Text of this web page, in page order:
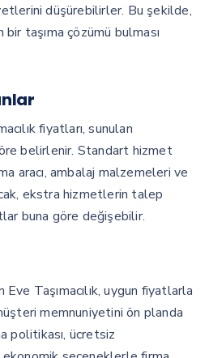
düşürebilirler. Bu şekilde,
taşıma çözümü bulması
fiyatları, sunulan
belirlenir. Standart hizmet
aracı, ambalaj malzemeleri ve
ekstra hizmetlerin talep
buna göre değişebilir.
Taşımacılık, uygun fiyatlarla
memnuniyetini ön planda
politikası, ücretsiz